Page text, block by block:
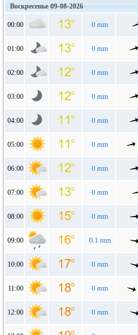
Воскресенье 09-08-2026
00:00 0 mm
01:00 0 mm
02:00 0 mm
03:00 0 mm
04:00 0 mm
05:00 0 mm
06:00 0 mm
07:00 0 mm
08:00 0 mm
09:00 0.1 mm
10:00 0 mm
11:00 0 mm
12:00 0 mm